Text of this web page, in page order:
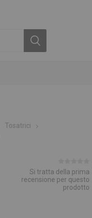
Tosatrici
Si tratta della prima
recensione per questo
prodotto